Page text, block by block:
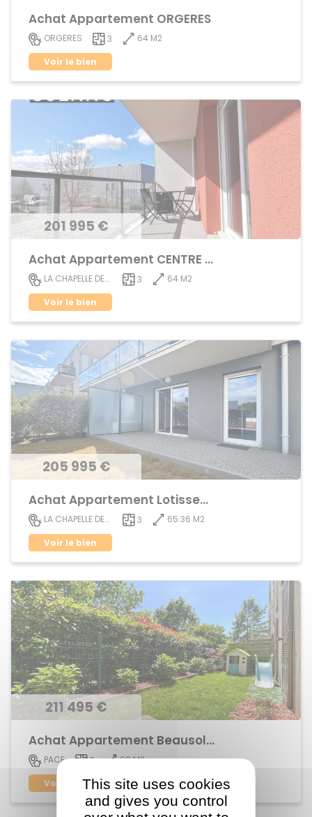
Achat Appartement ORGERES
ORGERES 3
64 M2
Voir le bien
201 995 €
Achat Appartement CENTRE VILLE
LA CHAPELLE DES FOUGERETZ 3
64 M2
Voir le bien
205 995 €
Achat Appartement Lotissement
LA CHAPELLE DES FOUGERETZ 3
65.36 M2
Voir le bien
211 495 €
Achat Appartement Beausoleil
PACE 3
60 M2
Voir le bienThis site uses cookies
and gives you control